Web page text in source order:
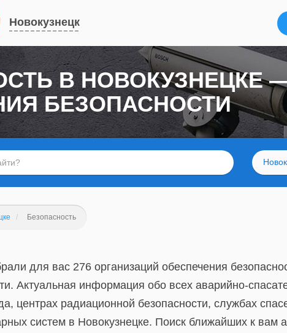
Новокузнецк
В НОВОКУЗНЕЦКЕ
БЕЗОПАСНОСТИ
Безопасность
для вас 276 организаций обеспечения
Актуальная информация обо всех аварийно-
центрах радиационной безопасности, службах
систем в Новокузнецке. Поиск ближайших к вам